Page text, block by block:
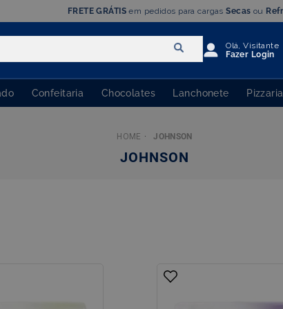
VENDA EXCLUSIVA PARA CNPJ
Olá, Visitante
Fazer Login
Confeitaria Chocolates Lanchonete Pizzaria
JOHNSON
JOHNSON